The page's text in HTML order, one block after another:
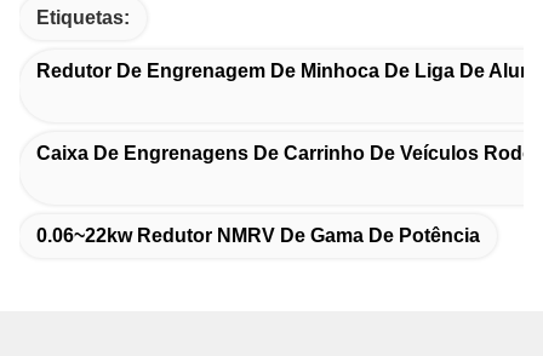
Etiquetas:
Redutor De Engrenagem De Minhoca De Liga De
Caixa De Engrenagens De Carrinho De Veículos
0.06~22kw Redutor NMRV De Gama De Potência